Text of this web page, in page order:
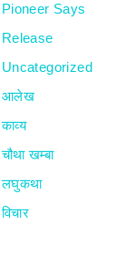
Pioneer Says
Release
Uncategorized
आलेख
काव्य
चौथा खम्बा
लघुकथा
विचार